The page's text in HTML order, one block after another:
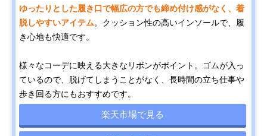
ゆったりとした履き口で幅広の方でも締め付け感がなく、着
脱しやすいアイテム。クッション性の高いインソールで、履
き心地も快適です。
様々なコーデに映える大きなリボンがポイント。ゴムが入っ
ているので、脱げてしまうことがなく、長時間の立ち仕事や
歩き回る方にもおすすめです。
楽天市場で見る